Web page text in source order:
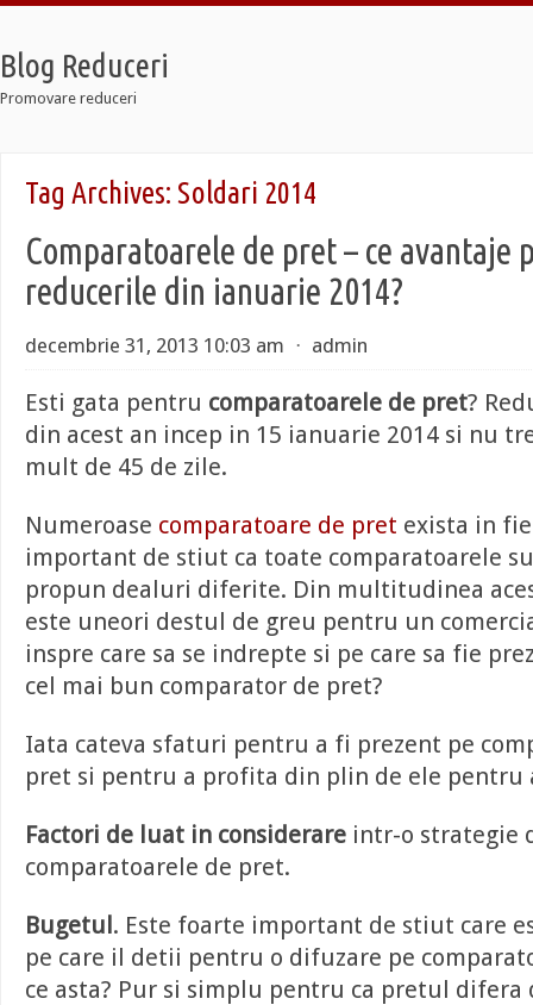
Blog Reduceri
Promovare reduceri
12 Taxi
Retro
12 Taxi
7
Tag Archives: Soldari 2014
Comparatoarele de pret – ce avantaje
reducerile din ianuarie 2014?
decembrie 31, 2013 10:03 am ⋅ admin
Esti gata pentru comparatoarele de pret?
din acest an incep in 15 ianuarie 2014 si nu
mult de 45 de zile.
Numeroase comparatoare de pret exista in
important de stiut ca toate comparatoarele
propun dealuri diferite. Din multitudinea
este uneori destul de greu pentru un
inspre care sa se indrepte si pe care sa fie
cel mai bun comparator de pret?
Iata cateva sfaturi pentru a fi prezent pe
pret si pentru a profita din plin de ele pentru
Factori de luat in considerare intr-o strategie
comparatoarele de pret.
Bugetul. Este foarte important de stiut care
pe care il detii pentru o difuzare pe
ce asta? Pur si simplu pentru ca pretul difera